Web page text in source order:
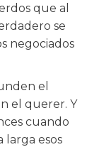
que al
se
negociados
el
el querer. Y
cuando
larga esos